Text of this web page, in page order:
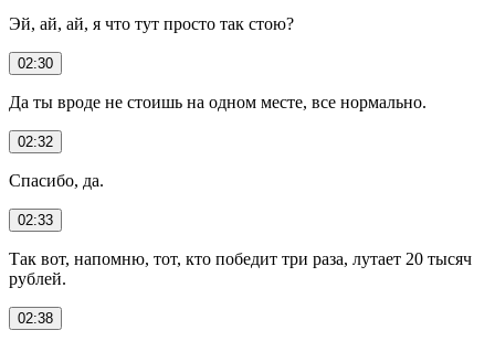
Эй, ай, ай, я что тут просто так стою?
02:30
Да ты вроде не стоишь на одном месте, все нормально.
02:32
Спасибо, да.
02:33
Так вот, напомню, тот, кто победит три раза, лутает 20 тысяч
рублей.
02:38